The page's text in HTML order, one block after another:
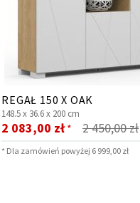
REGAŁ 150 X OAK
148.5 x 36.6 x 200 cm
2 450,00 zł
Cena
2 083,00 zł*
* Dla zamówień powyżej 6 999,00 zł